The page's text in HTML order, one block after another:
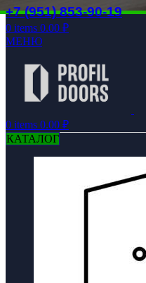
+7 (951) 853-90-19
0 items 0.00 ₽
МЕНЮ
0 items 0.00 ₽
КАТАЛОГ